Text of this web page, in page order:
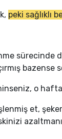
peki sağlıklı
bazense
o
et,